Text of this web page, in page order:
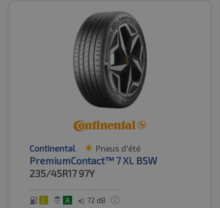
Continental Pneus d'été
PremiumContact™ 7 XL BSW
235/45R17 97Y
C A 72 dB